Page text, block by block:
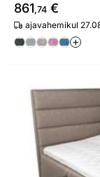
861,74 €
ajavahemikul
+
Mootorvoodi